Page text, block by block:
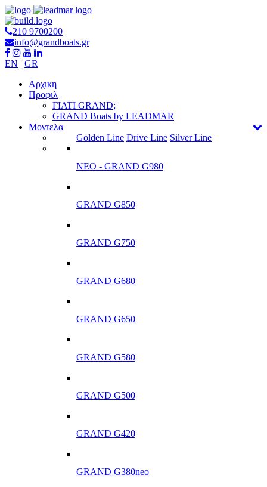
210 9700200
info@grandboats.gr
EN | GR
Αρχικη
Προφιλ
ΓΙΑΤΙ GRAND;
GRAND Boats by LEADMAR
Μοντελα
Golden Line Drive Line Silver Line
ΝΕΟ - GRAND G980
GRAND G850
GRAND G750
GRAND G680
GRAND G650
GRAND G580
GRAND G500
GRAND G420
GRAND G380neo